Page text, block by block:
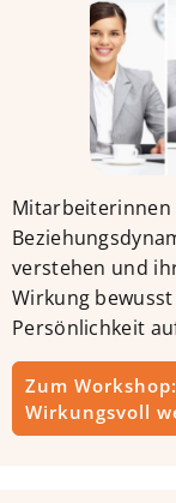
Mitarbeiterinnen
verstehen und
Wirkung
Persönlichkeit
Zum
Wirkungsvoll